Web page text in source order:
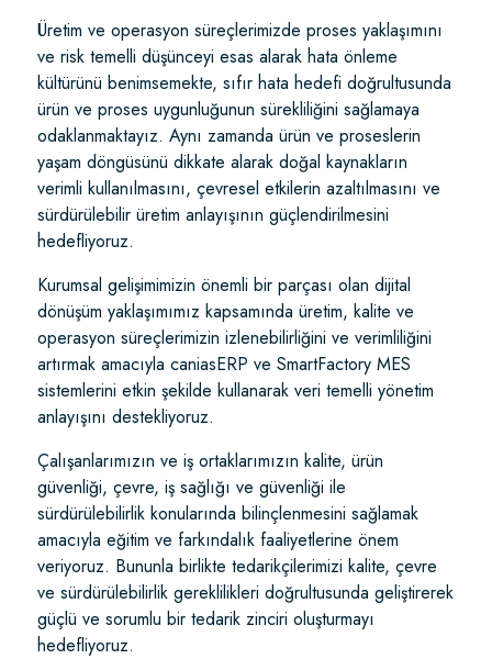
Üretim ve operasyon süreçlerimizde proses yaklaşımını
ve risk temelli düşünceyi esas alarak hata önleme
kültürünü benimsemekte, sıfır hata hedefi doğrultusunda
ürün ve proses uygunluğunun sürekliliğini sağlamaya
odaklanmaktayız. Aynı zamanda ürün ve proseslerin
yaşam döngüsünü dikkate alarak doğal kaynakların
verimli kullanılmasını, çevresel etkilerin azaltılmasını ve
sürdürülebilir üretim anlayışının güçlendirilmesini
hedefliyoruz.
Kurumsal gelişimimizin önemli bir parçası olan dijital
dönüşüm yaklaşımımız kapsamında üretim, kalite ve
operasyon süreçlerimizin izlenebilirliğini ve verimliliğini
artırmak amacıyla caniasERP ve SmartFactory MES
sistemlerini etkin şekilde kullanarak veri temelli yönetim
anlayışını destekliyoruz.
Çalışanlarımızın ve iş ortaklarımızın kalite, ürün
güvenliği, çevre, iş sağlığı ve güvenliği ile
sürdürülebilirlik konularında bilinçlenmesini sağlamak
amacıyla eğitim ve farkındalık faaliyetlerine önem
veriyoruz. Bununla birlikte tedarikçilerimizi kalite, çevre
ve sürdürülebilirlik gereklilikleri doğrultusunda geliştirerek
güçlü ve sorumlu bir tedarik zinciri oluşturmayı
hedefliyoruz.